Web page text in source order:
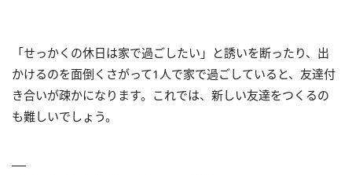
「せっかくの休日は家で過ごしたい」と誘いを断ったり、出
かけるのを面倒くさがって1人で家で過ごしていると、友達付
き合いが疎かになります。これでは、新しい友達をつくるの
も難しいでしょう。